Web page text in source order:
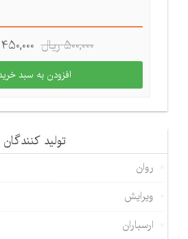
تولید كنندگان
روان
ویرایش
ارسباران
500,000 ريال 450,000 ريال